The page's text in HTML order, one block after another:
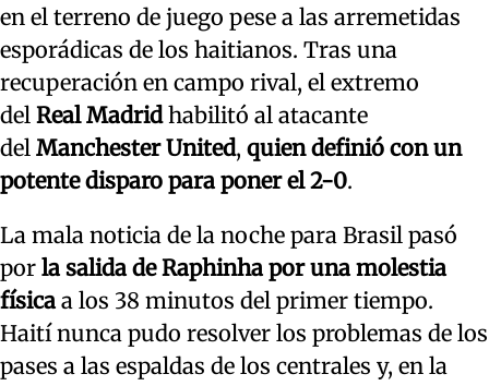
en el terreno de juego pese a las arremetidas
esporádicas de los haitianos. Tras una
recuperación en campo rival, el extremo
del Real Madridhabilitó al atacante
del Manchester United, quien definió con un
potente disparo para poner el 2-0.
La mala noticia de la noche para Brasil pasó
por la salida de Raphinha por una molestia
física a los 38 minutos del primer tiempo.
Haití nunca pudo resolver los problemas de los
pases a las espaldas de los centrales y, en la